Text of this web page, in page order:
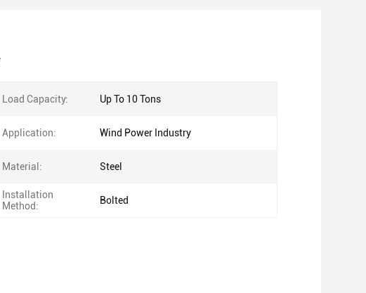
Load Capacity: Up To 10 Tons
Application: Wind Power Industry
Material: Steel
Installation
Method:
Bolted